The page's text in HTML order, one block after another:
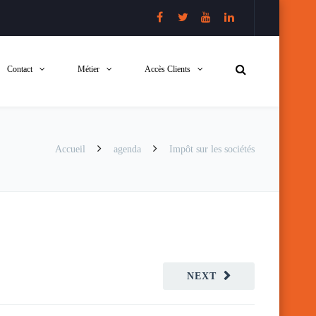
Contact Métier Accès Clients
Accueil agenda Impôt sur les sociétés
NEXT